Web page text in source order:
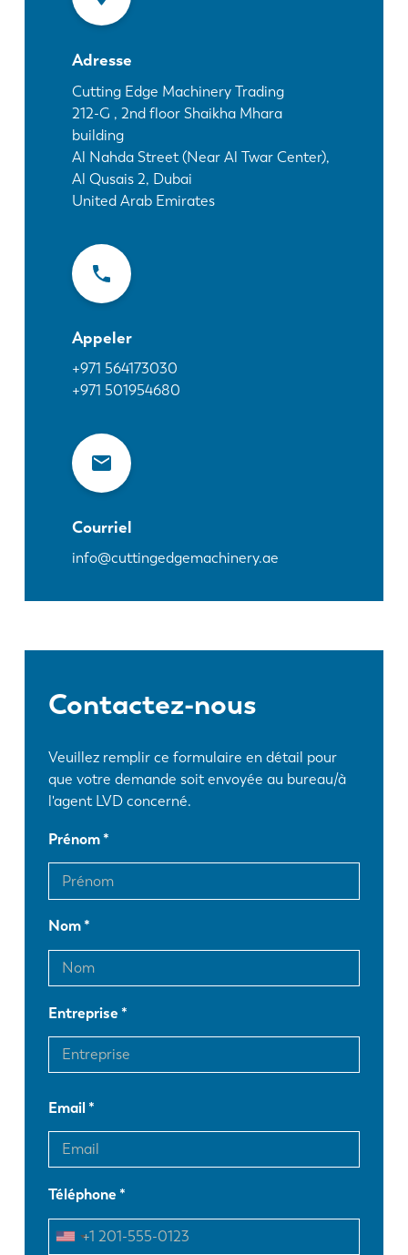
Adresse
Cutting Edge Machinery Trading
212-G , 2nd floor Shaikha Mhara
building
Al Nahda Street (Near Al Twar Center),
Al Qusais 2, Dubai
United Arab Emirates
Appeler
+971 564173030
+971 501954680
Courriel
info@cuttingedgemachinery.ae
Contactez-nous
Veuillez remplir ce formulaire en détail pour
que votre demande soit envoyée au bureau/à
l'agent LVD concerné.
Prénom
Nom
Entreprise
Email
Téléphone
EN NL
Découvrez LVD
Témoignages
Événements
Centre des ressources
Secteurs et solutions
Carrières